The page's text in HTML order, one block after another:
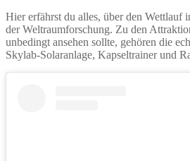
Hier erfährst du alles, über den
der Weltraumforschung. Zu den
unbedingt ansehen sollte, gehören die
Skylab-Solaranlage, Kapseltrainer und